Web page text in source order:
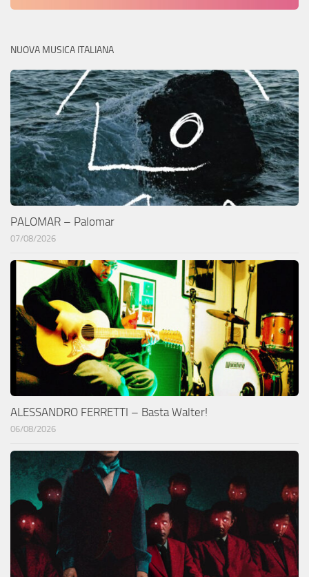
NUOVA MUSICA ITALIANA
PALOMAR – Palomar
07/08/2026
ALESSANDRO FERRETTI – Basta Walter!
06/08/2026